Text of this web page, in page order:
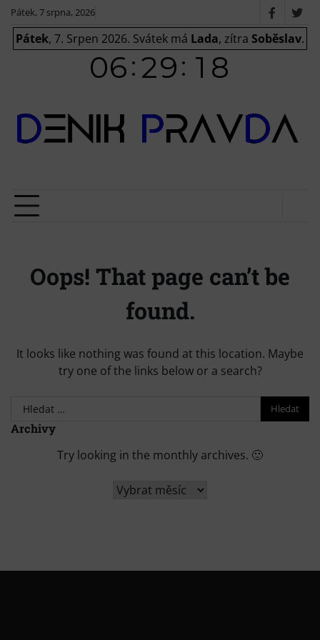
Skip
content
Pátek, 7 srpna, 2026
X
/
Pátek, 7. Srpen 2026. Svátek má Lada, zítra Soběslav.
Oops! That page can’t be
found.
It looks like nothing was found at this location. Maybe
try one of the links below or a search?
Vyhledávání
Archivy
Try looking in the monthly archives. 🙂
Archivy